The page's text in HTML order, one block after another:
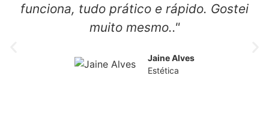
funciona, tudo prático e rápido. Gostei
muito mesmo.."
Jaine Alves
Estética